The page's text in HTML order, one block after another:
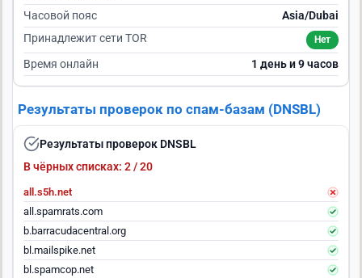
Часовой пояс
Asia/Dubai
Принадлежит сети TOR
Нет
Время онлайн 1 день и 9 часов
Результаты проверок по спам-базам (DNSBL)
Результаты проверок DNSBL
В чёрных списках: 2 / 20
all.s5h.net
all.spamrats.com
b.barracudacentral.org
bl.mailspike.net
bl.spamcop.net